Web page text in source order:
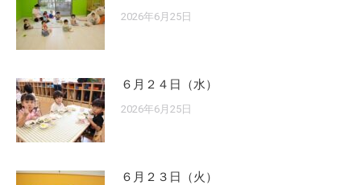
2026年6月25日
６月２４日（水）
2026年6月25日
６月２３日（火）